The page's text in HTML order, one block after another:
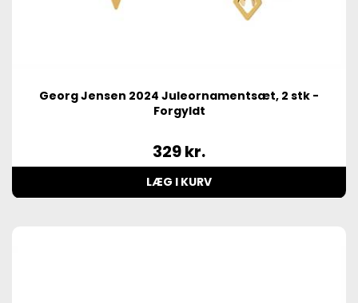
Georg Jensen 2024 Juleornamentsæt, 2 stk -
Forgyldt
329kr.
LÆG I KURV